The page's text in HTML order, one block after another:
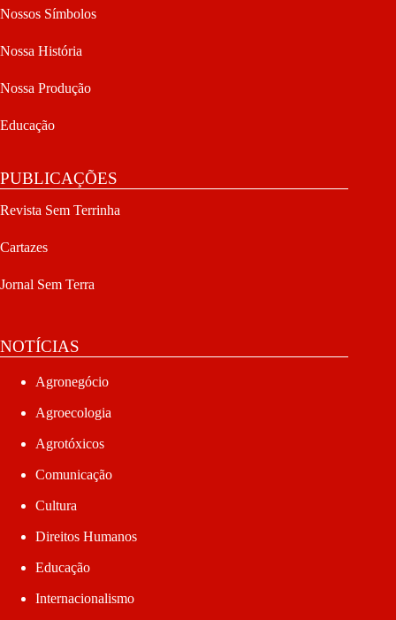
Nossos Símbolos
Nossa História
Nossa Produção
Educação
PUBLICAÇÕES
Revista Sem Terrinha
Cartazes
Jornal Sem Terra
NOTÍCIAS
Agronegócio
Agroecologia
Agrotóxicos
Comunicação
Cultura
Direitos Humanos
Educação
Internacionalismo